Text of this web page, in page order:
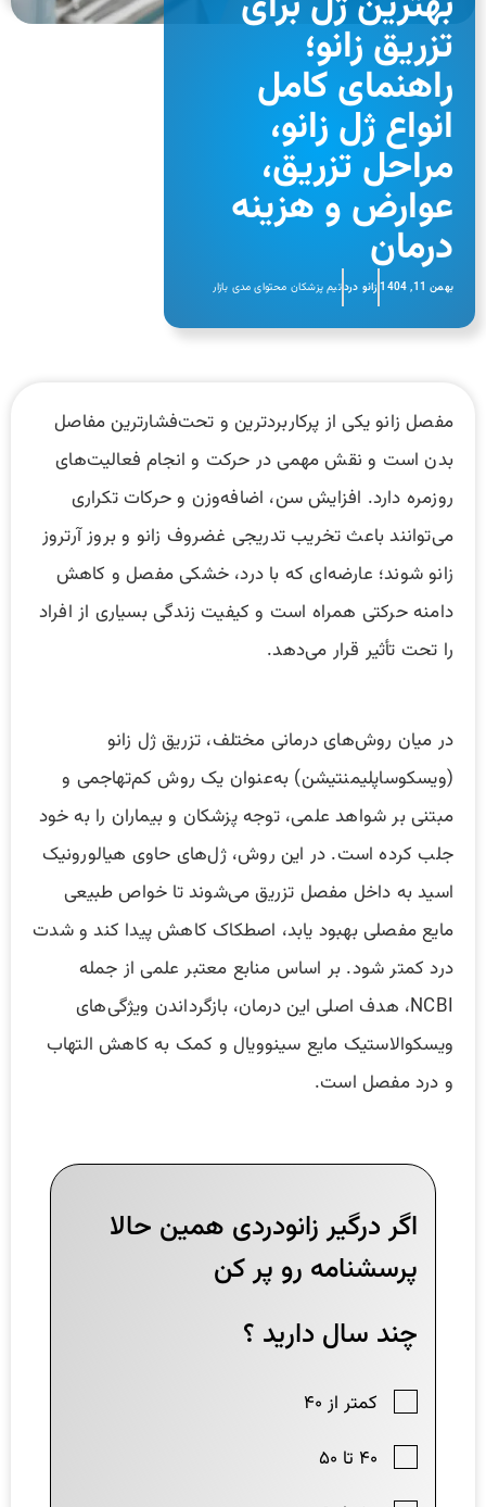
تزریق زانو؛
راهنمای کامل
انواع ژل زانو،
مراحل تزریق،
عوارض و هزینه
درمان
بهمن 11, 1404 زانو دردتیم پزشکان محتوای مدی بازار
مفصل زانو یکی از پرکاربردترین و تحت‌فشارترین مفاصل
بدن است و نقش مهمی در حرکت و انجام فعالیت‌های
روزمره دارد. افزایش سن، اضافه‌وزن و حرکات تکراری
می‌توانند باعث تخریب تدریجی غضروف زانو و بروز آرتروز
زانو شوند؛ عارضه‌ای که با درد، خشکی مفصل و کاهش
دامنه حرکتی همراه است و کیفیت زندگی بسیاری از افراد
را تحت تأثیر قرار می‌دهد.
در میان روش‌های درمانی مختلف، تزریق ژل زانو
(ویسکوساپلیمنتیشن) به‌عنوان یک روش کم‌تهاجمی و
مبتنی بر شواهد علمی، توجه پزشکان و بیماران را به خود
جلب کرده است. در این روش، ژل‌های حاوی هیالورونیک
اسید به داخل مفصل تزریق می‌شوند تا خواص طبیعی
مایع مفصلی بهبود یابد، اصطکاک کاهش پیدا کند و شدت
درد کمتر شود. بر اساس منابع معتبر علمی از جمله
NCBI، هدف اصلی این درمان، بازگرداندن ویژگی‌های
ویسکوالاستیک مایع سینوویال و کمک به کاهش التهاب
و درد مفصل است.